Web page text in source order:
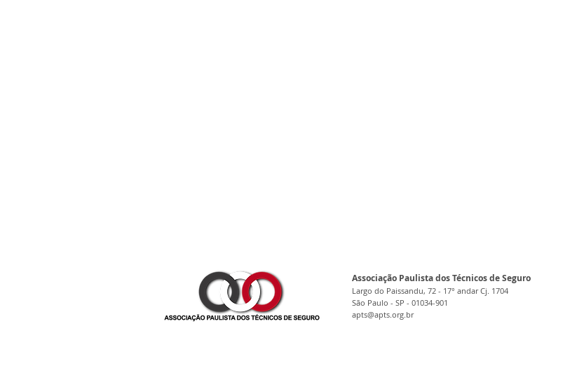
Associação Paulista dos Técnicos de Seguro
Largo do Paissandu, 72 - 17° andar Cj. 1704
São Paulo - SP - 01034-901
apts@apts.org.br